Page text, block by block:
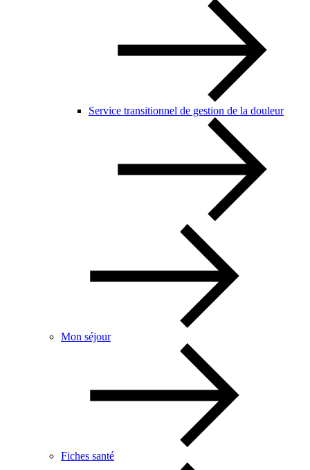
Service transitionnel de gestion de la douleur
Mon séjour
Fiches santé